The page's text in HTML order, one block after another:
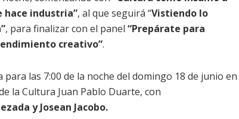
hace industria”, al que seguirá “Vistiendo lo
, para finalizar con el panel “Prepárate para
creativo”.
las 7:00 de la noche del domingo 18 de junio en
la Cultura Juan Pablo Duarte, con
y Josean Jacobo.